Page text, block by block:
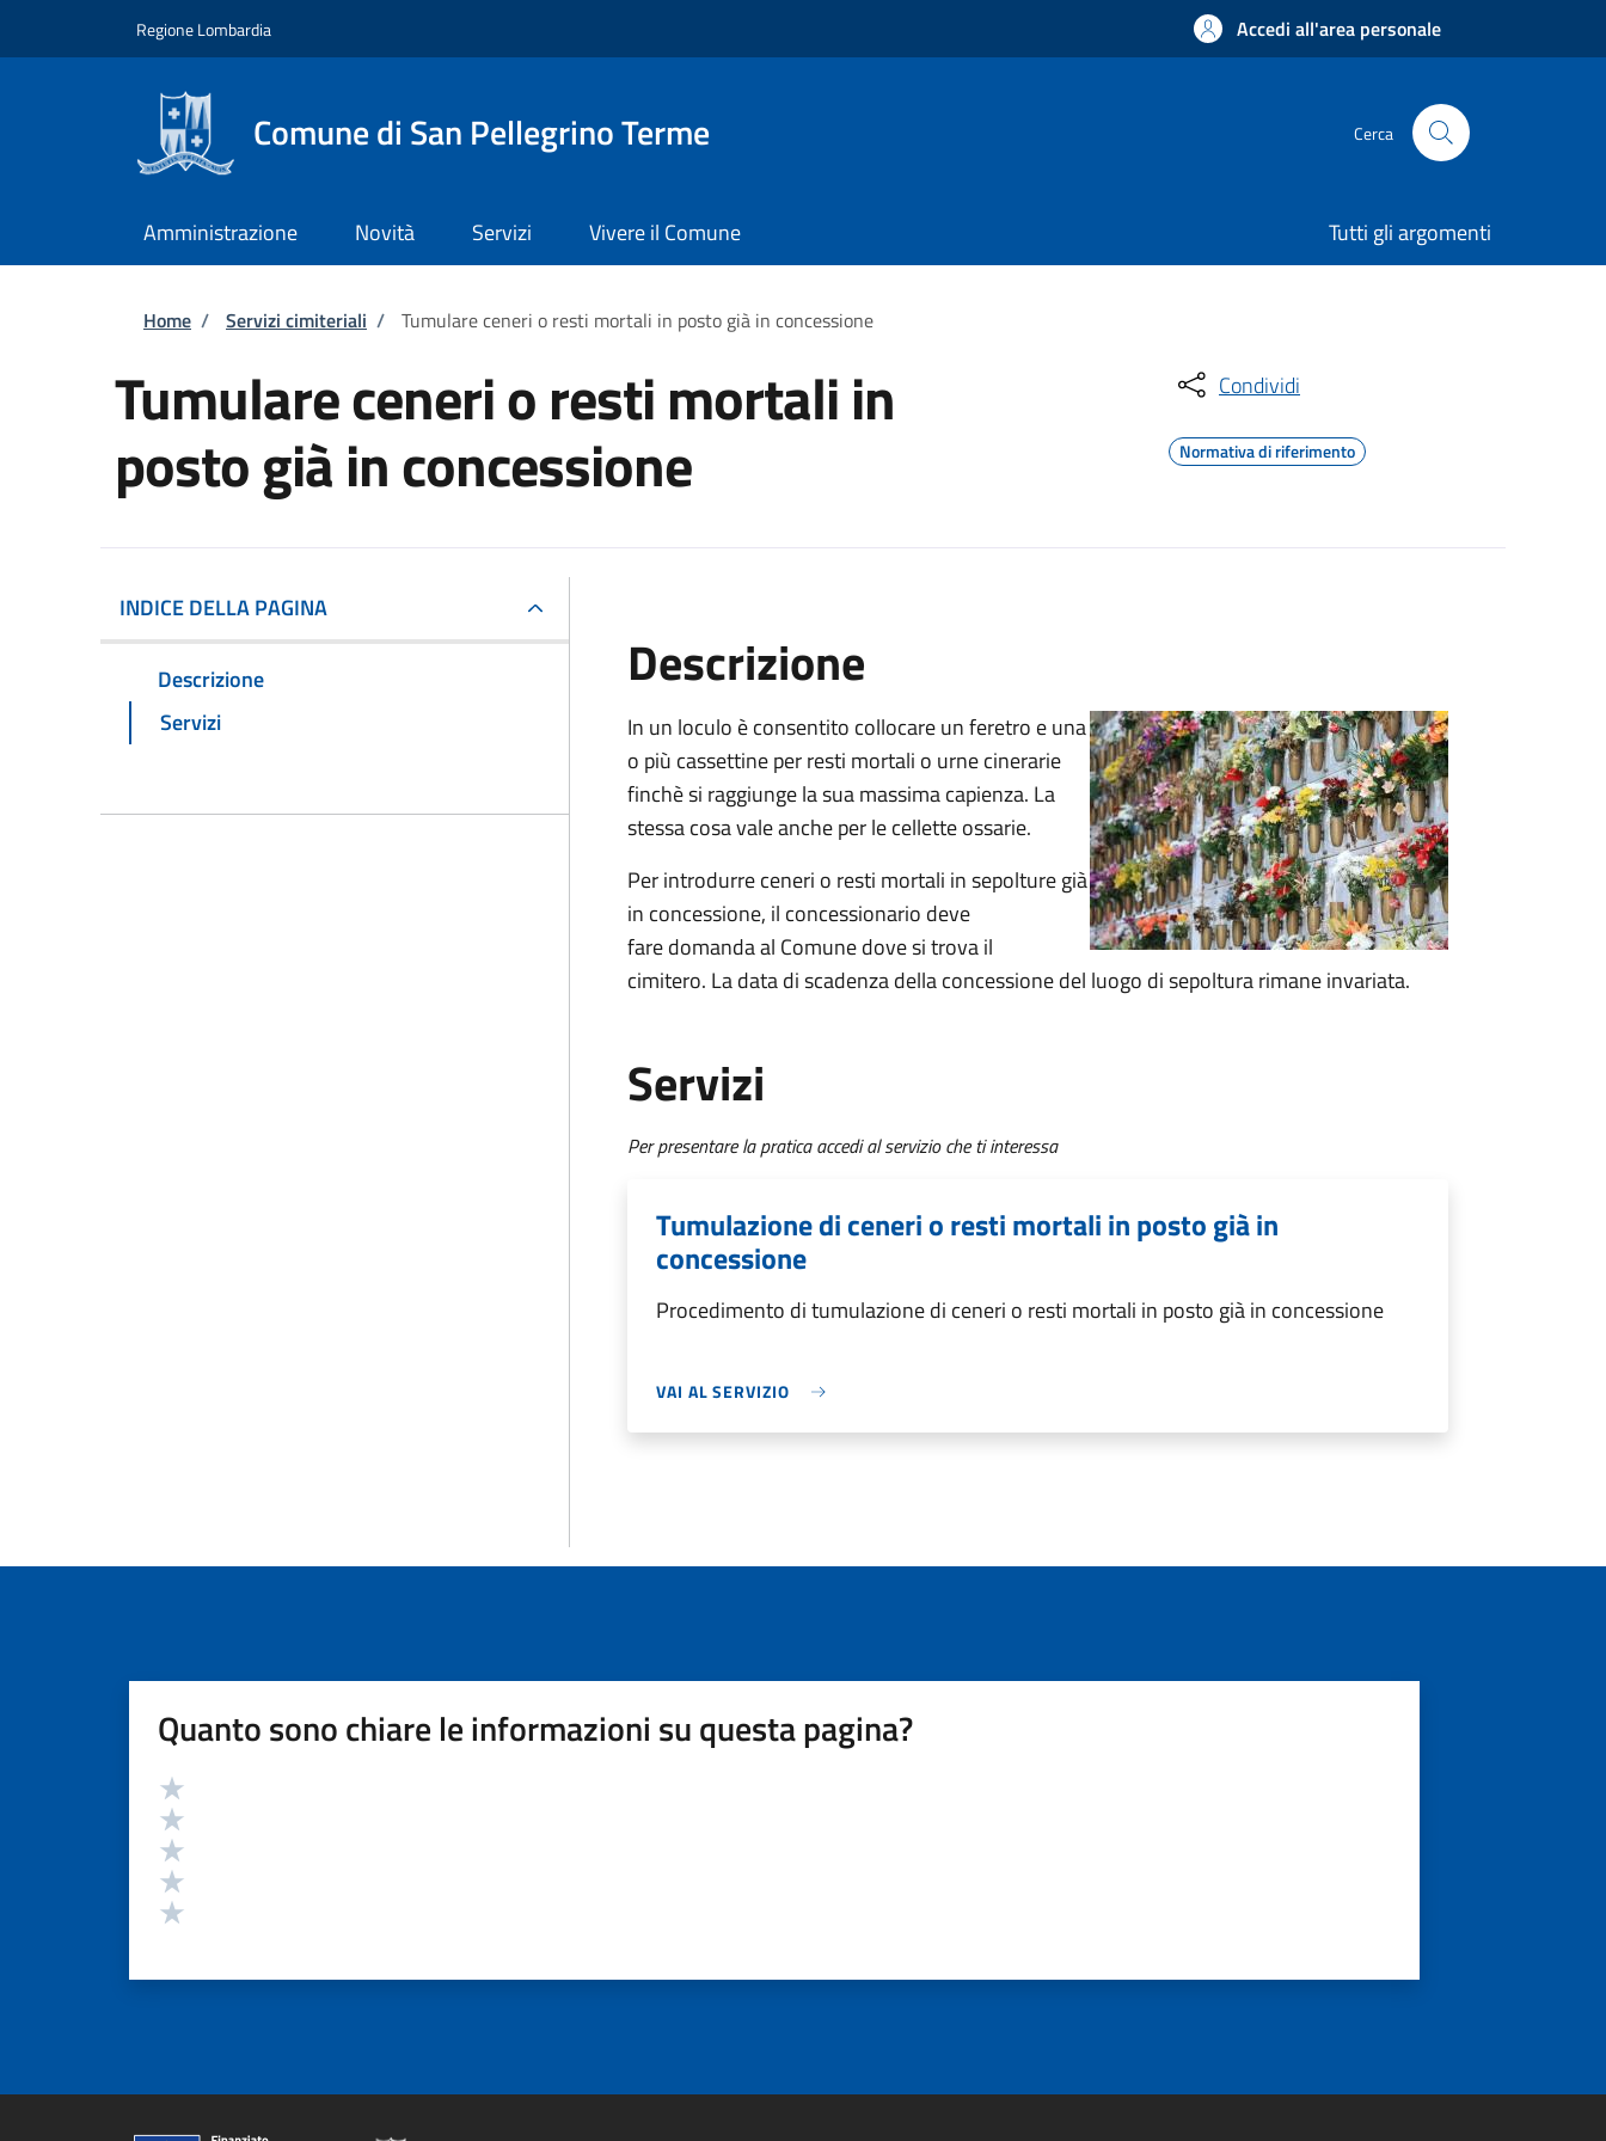
Regione Lombardia Accedi all'area personale
Comune di San Pellegrino Terme Cerca
Amministrazione Novità Servizi Vivere il Comune Tutti gli argomenti
Briciole di pane
Home / Servizi cimiteriali / Tumulare ceneri o resti mortali in posto già in concessione
Tumulare ceneri o resti mortali in
posto già in concessione
Condividi
Normativa di riferimento
INDICE DELLA PAGINA
Descrizione
Servizi
Descrizione
In un loculo è consentito collocare un feretro e una
o più cassettine per resti mortali o urne cinerarie
finchè si raggiunge la sua massima capienza. La
stessa cosa vale anche per le cellette ossarie.
Per introdurre ceneri o resti mortali in sepolture già
in concessione, il concessionario deve
fare domanda al Comune dove si trova il
cimitero. La data di scadenza della concessione del luogo di sepoltura rimane invariata.
Servizi
Per presentare la pratica accedi al servizio che ti interessa
Tumulazione di ceneri o resti mortali in posto già in
concessione
Procedimento di tumulazione di ceneri o resti mortali in posto già in concessione
VAI AL SERVIZIO
Quanto sono chiare le informazioni su questa pagina?
Valutazione